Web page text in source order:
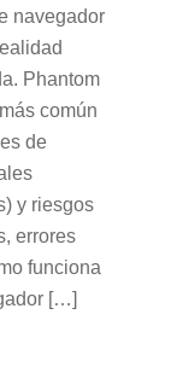
navegador
Phantom
común
de
y riesgos
errores
funciona
[…]